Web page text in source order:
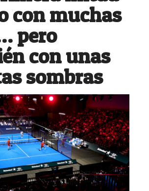
con muchas
pero
con unas
sombras